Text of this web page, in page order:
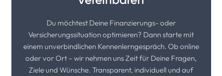
Du möchtest Deine Finanzierungs- oder
Versicherungssituation optimieren? Dann starte mit
einem unverbindlichen Kennenlerngespräch. Ob online
oder vor Ort – wir nehmen uns Zeit für Deine Fragen,
Ziele und Wünsche. Transparent, individuell und auf